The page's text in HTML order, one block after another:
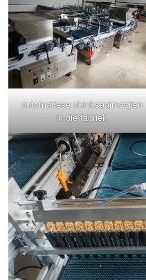
outomatiese skinksaaimasjien
in die fabriek